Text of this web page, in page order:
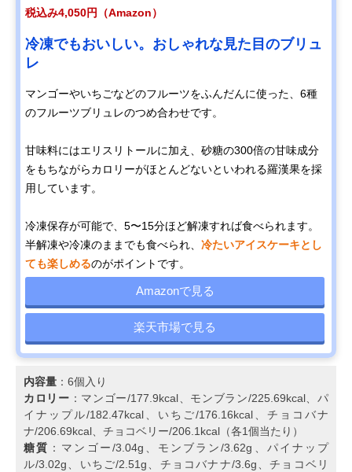
税込み4,050円（Amazon）
冷凍でもおいしい。おしゃれな見た目のブリュ
レ
マンゴーやいちごなどのフルーツをふんだんに使った、6種
のフルーツブリュレのつめ合わせです。
甘味料にはエリスリトールに加え、砂糖の300倍の甘味成分
をもちながらカロリーがほとんどないといわれる羅漢果を採
用しています。
冷凍保存が可能で、5〜15分ほど解凍すれば食べられます。
半解凍や冷凍のままでも食べられ、 冷たいアイスケーキとし
ても楽しめるのがポイントです。
Amazonで見る
楽天市場で見る
内容量 ：6個入り
カロリー ：マンゴー/177.9kcal、モンブラン/225.69kcal、パ
イナップル/182.47kcal、いちご/176.16kcal、チョコバナ
ナ/206.69kcal、チョコベリー/206.1kcal（各1個当たり）
糖質 ：マンゴー/3.04g、モンブラン/3.62g、パイナップ
ル/3.02g、いちご/2.51g、チョコバナナ/3.6g、チョコベリ